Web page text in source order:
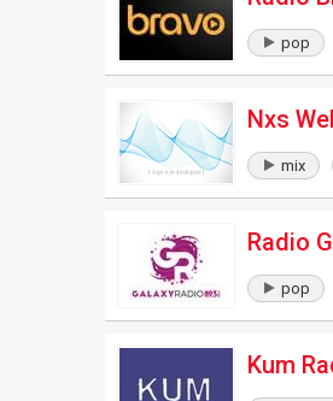
pop
Nxs
mix
Radio
pop
Kum